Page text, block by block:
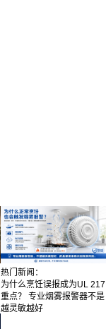
热门新闻：
为什么烹饪误报成为UL 217
重点？ 专业烟雾报警器不是
越灵敏越好